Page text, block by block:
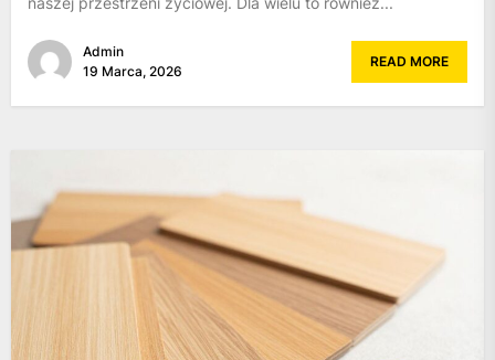
Admin
19 Marca, 2026
READ MORE